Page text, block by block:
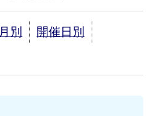
月別
開催日別